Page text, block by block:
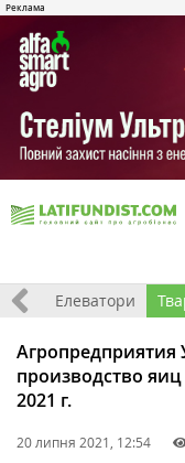
Елеватори
Агропредприятия
производство
2021 г.
20 липня 2021, 12:54